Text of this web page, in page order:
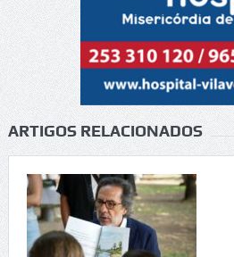
ARTIGOS RELACIONADOS